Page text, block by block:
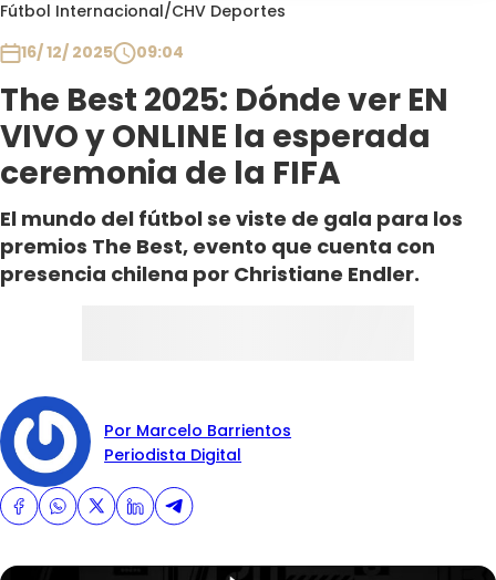
Fútbol Internacional/CHV Deportes
16/ 12/ 2025
09:04
The Best 2025: Dónde ver EN
VIVO y ONLINE la esperada
ceremonia de la FIFA
El mundo del fútbol se viste de gala para los
premios The Best, evento que cuenta con
presencia chilena por Christiane Endler.
Por Marcelo Barrientos
Periodista Digital
Programas
Club De La Comedia
Contigo en Directo
Plan Perfecto
El Tiempo
Sabingo
Todos Los Programas